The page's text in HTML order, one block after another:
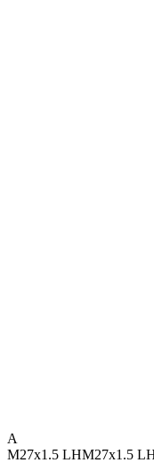
A
M27x1.5 LHM27x1.5